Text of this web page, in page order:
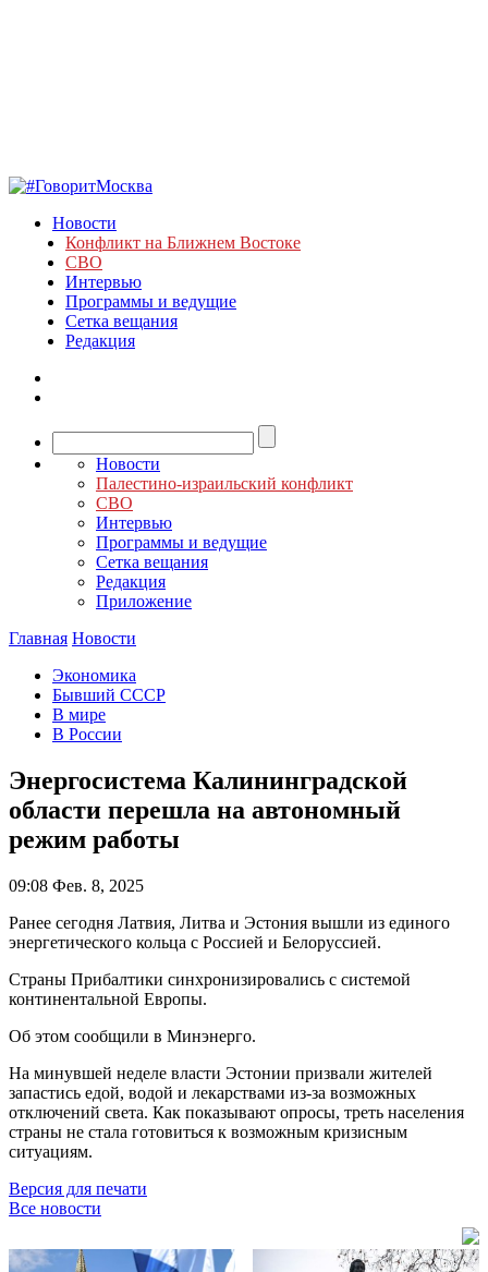
Новости
Конфликт на Ближнем Востоке
СВО
Интервью
Программы и ведущие
Сетка вещания
Редакция
Новости
Палестино-израильский конфликт
СВО
Интервью
Программы и ведущие
Сетка вещания
Редакция
Приложение
Главная Новости
Экономика
Бывший СССР
В мире
В России
Энергосистема Калининградской
области перешла на автономный
режим работы
09:08 Фев. 8, 2025
Ранее сегодня Латвия, Литва и Эстония вышли из единого
энергетического кольца с Россией и Белоруссией.
Страны Прибалтики синхронизировались с системой
континентальной Европы.
Об этом сообщили в Минэнерго.
На минувшей неделе власти Эстонии призвали жителей
запастись едой, водой и лекарствами из-за возможных
отключений света. Как показывают опросы, треть населения
страны не стала готовиться к возможным кризисным
ситуациям.
Версия для печати
Все новости